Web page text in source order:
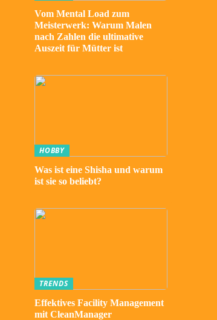
Vom Mental Load zum
Meisterwerk: Warum Malen
nach Zahlen die ultimative
Auszeit für Mütter ist
HOBBY
Was ist eine Shisha und warum
ist sie so beliebt?
TRENDS
Effektives Facility Management
mit CleanManager